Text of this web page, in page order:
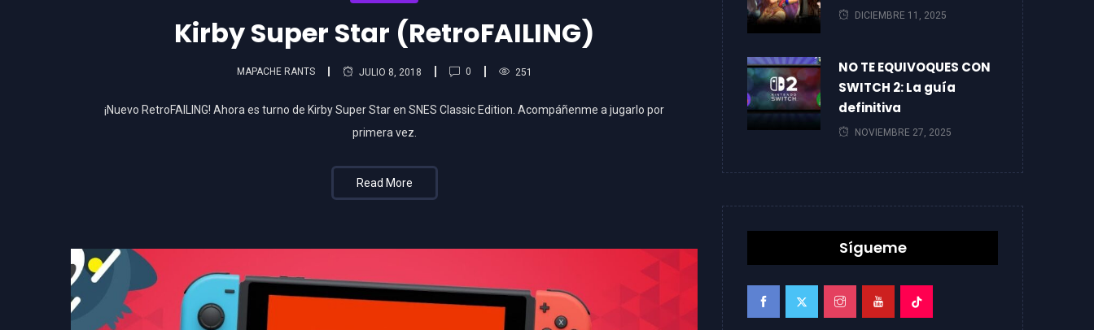
Kirby Super Star (RetroFAILING)
MAPACHE RANTS JULIO 8, 2018 0 251
¡Nuevo RetroFAILING! Ahora es turno de Kirby Super Star en SNES Classic Edition. Acompáñenme a jugarlo por
primera vez.
Read More
DICIEMBRE 11, 2025
NO TE EQUIVOQUES CON
SWITCH 2: La guía
definitiva
NOVIEMBRE 27, 2025
Sígueme